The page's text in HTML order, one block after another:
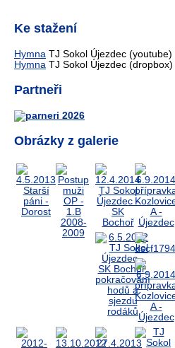
Ke stažení
Hymna TJ Sokol Újezdec (youtube)
Hymna TJ Sokol Újezdec (dropbox)
Partneři
Obrázky z galerie